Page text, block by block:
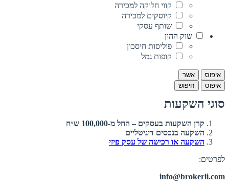
קווי חלוקה למכירה
קיוסקים למכירה
שותף עסקי
שוק ההון
פוליסות חיסכון
קופות גמל
איפוס
אשר
איפוס
חיפוש
סוגי השקעות
קרן השקעות בעסקים – החל מ-100,000 ש״ח
השקעה בנכסים דיגיטליים
השקעה או רכישה של עסק פיזי
לפרטים:
info@brokerli.com